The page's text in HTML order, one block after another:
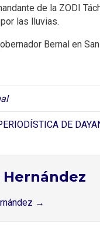
de la ZODI
las lluvias.
Bernal en
DE
→